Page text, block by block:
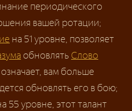
периодического
вашей ротации;
на 51 уровне, позволяет
обновлять Слово
означает, вам больше
обновлять его в бою;
55 уровне, этот талант